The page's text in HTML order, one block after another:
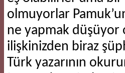
olmuyorlar
ne yapmak düşüyor
ilişkinizden biraz
Türk yazarının